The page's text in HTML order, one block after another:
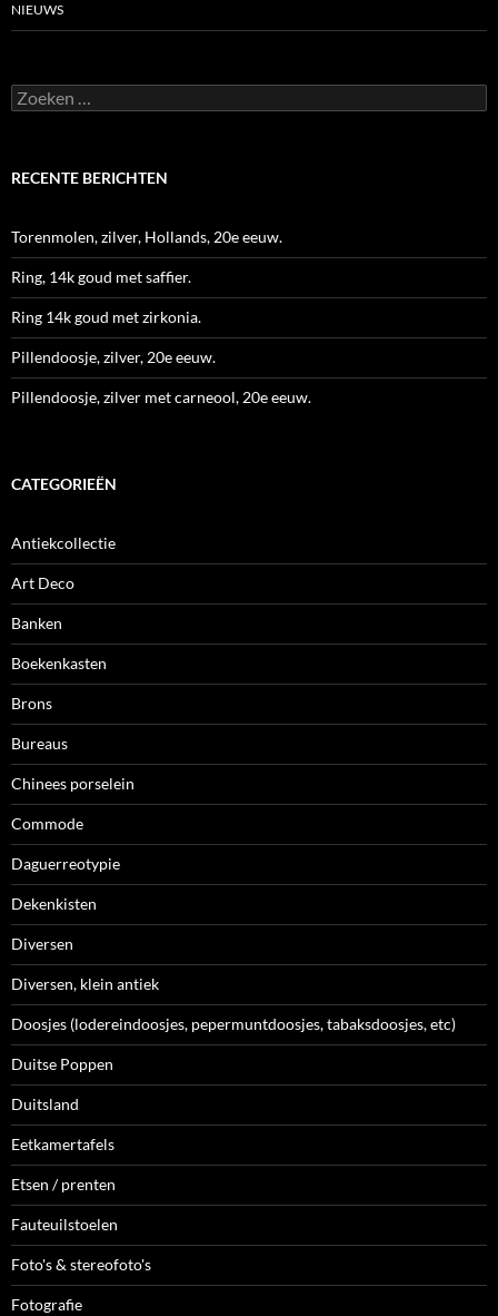
NIEUWS
Zoeken
naar:
RECENTE BERICHTEN
Torenmolen, zilver, Hollands, 20e eeuw.
Ring, 14k goud met saffier.
Ring 14k goud met zirkonia.
Pillendoosje, zilver, 20e eeuw.
Pillendoosje, zilver met carneool, 20e eeuw.
CATEGORIEËN
Antiekcollectie
Art Deco
Banken
Boekenkasten
Brons
Bureaus
Chinees porselein
Commode
Daguerreotypie
Dekenkisten
Diversen
Diversen, klein antiek
Doosjes (lodereindoosjes, pepermuntdoosjes, tabaksdoosjes, etc)
Duitse Poppen
Duitsland
Eetkamertafels
Etsen / prenten
Fauteuilstoelen
Foto's & stereofoto's
Fotografie